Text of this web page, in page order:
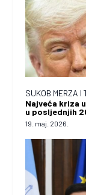
SUKOB MERZA I
Najveća kriza
u posljednjih
19. maj. 2026.